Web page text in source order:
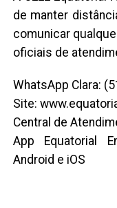
de manter
comunicar
oficiais de
WhatsApp Clara:
Site:
Central de
App Equatorial
Android e iOS